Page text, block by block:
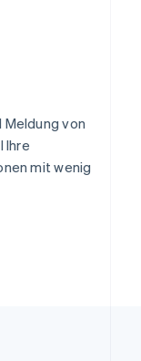
Meldung von
Ihre
mit wenig